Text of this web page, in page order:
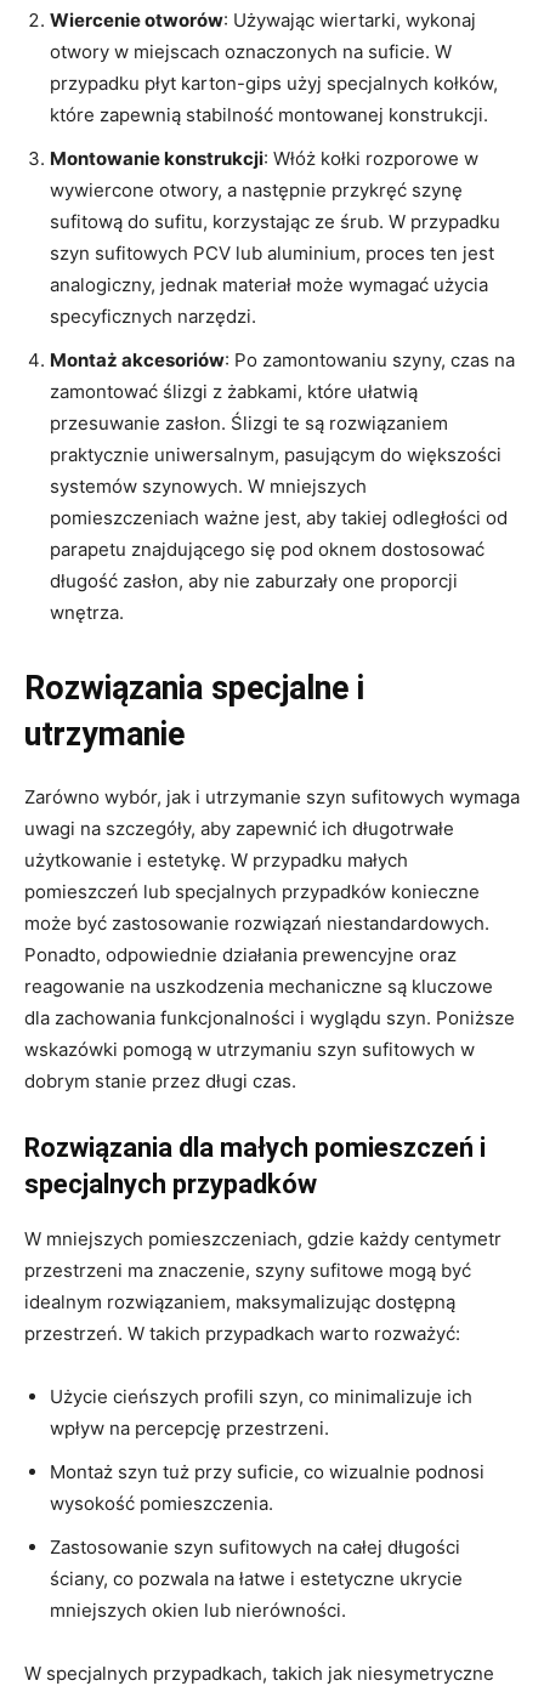
Wiercenie otworów: Używając wiertarki, wykonaj
otwory w miejscach oznaczonych na suficie. W
przypadku płyt karton-gips użyj specjalnych kołków,
które zapewnią stabilność montowanej konstrukcji.
Montowanie konstrukcji: Włóż kołki rozporowe w
wywiercone otwory, a następnie przykręć szynę
sufitową do sufitu, korzystając ze śrub. W przypadku
szyn sufitowych PCV lub aluminium, proces ten jest
analogiczny, jednak materiał może wymagać użycia
specyficznych narzędzi.
Montaż akcesoriów: Po zamontowaniu szyny, czas na
zamontować ślizgi z żabkami, które ułatwią
przesuwanie zasłon. Ślizgi te są rozwiązaniem
praktycznie uniwersalnym, pasującym do większości
systemów szynowych. W mniejszych
pomieszczeniach ważne jest, aby takiej odległości od
parapetu znajdującego się pod oknem dostosować
długość zasłon, aby nie zaburzały one proporcji
wnętrza.
Rozwiązania specjalne i
utrzymanie
Zarówno wybór, jak i utrzymanie szyn sufitowych wymaga
uwagi na szczegóły, aby zapewnić ich długotrwałe
użytkowanie i estetykę. W przypadku małych
pomieszczeń lub specjalnych przypadków konieczne
może być zastosowanie rozwiązań niestandardowych.
Ponadto, odpowiednie działania prewencyjne oraz
reagowanie na uszkodzenia mechaniczne są kluczowe
dla zachowania funkcjonalności i wyglądu szyn. Poniższe
wskazówki pomogą w utrzymaniu szyn sufitowych w
dobrym stanie przez długi czas.
Rozwiązania dla małych pomieszczeń i
specjalnych przypadków
W mniejszych pomieszczeniach, gdzie każdy centymetr
przestrzeni ma znaczenie, szyny sufitowe mogą być
idealnym rozwiązaniem, maksymalizując dostępną
przestrzeń. W takich przypadkach warto rozważyć:
Użycie cieńszych profili szyn, co minimalizuje ich
wpływ na percepcję przestrzeni.
Montaż szyn tuż przy suficie, co wizualnie podnosi
wysokość pomieszczenia.
Zastosowanie szyn sufitowych na całej długości
ściany, co pozwala na łatwe i estetyczne ukrycie
mniejszych okien lub nierówności.
W specjalnych przypadkach, takich jak niesymetryczne